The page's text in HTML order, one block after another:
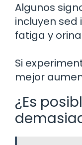
Algunos
incluyen sed
fatiga y
Si
mejor
¿Es